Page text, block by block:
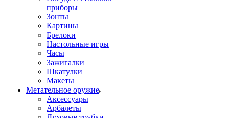
приборы
Зонты
Картины
Брелоки
Настольные игры
Часы
Зажигалки
Шкатулки
Макеты
Метательное оружие
Аксессуары
Арбалеты